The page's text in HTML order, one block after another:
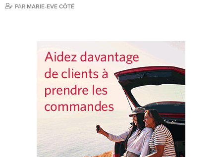
PAR MARIE-EVE CÔTÉ